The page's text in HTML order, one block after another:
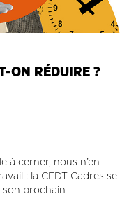
ON RÉDUIRE ?
à cerner, nous n’en
: la CFDT Cadres se
son prochain